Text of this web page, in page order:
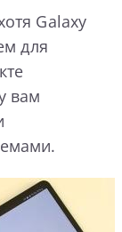
Galaxy
для
вам